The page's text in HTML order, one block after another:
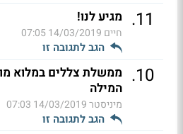
11
. מגיע לנו!
חיים 14/03/2019 07:05
הגב לתגובה זו
10
. ממשלת צללים במלוא
המילה
מיניסטר14/03/2019 07:03
הגב לתגובה זו